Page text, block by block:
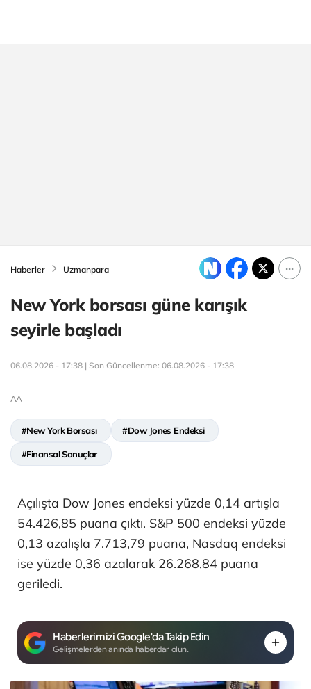
Haberler Uzmanpara
New York borsası güne karışık
seyirle başladı
06.08.2026 - 17:38 | Son Güncellenme: 06.08.2026 - 17:38
AA
#New York Borsası #Dow Jones Endeksi
#Finansal Sonuçlar
Açılışta Dow Jones endeksi yüzde 0,14 artışla
54.426,85 puana çıktı. S&P 500 endeksi yüzde
0,13 azalışla 7.713,79 puana, Nasdaq endeksi
ise yüzde 0,36 azalarak 26.268,84 puana
geriledi.
Haberlerimizi Google'da Takip Edin
Gelişmelerden anında haberdar olun.